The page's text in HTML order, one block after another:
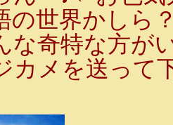
の世界かしら
な奇特な方が
カメを送って